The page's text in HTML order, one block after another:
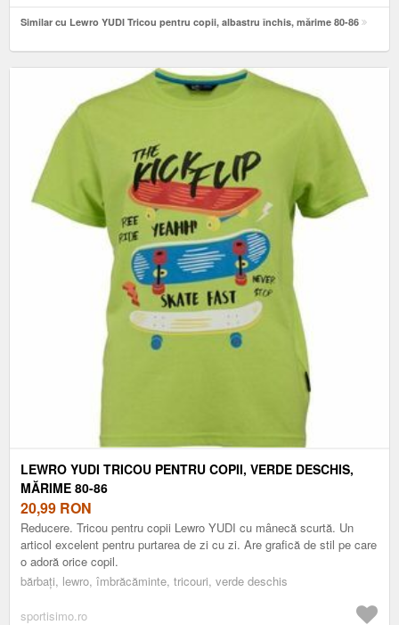
Similar cu Lewro YUDI Tricou pentru copii, albastru închis, mărime 80-86
LEWRO YUDI TRICOU PENTRU COPII, VERDE DESCHIS,
MĂRIME 80-86
20,99 RON
Reducere. Tricou pentru copii Lewro YUDI cu mânecă scurtă. Un
articol excelent pentru purtarea de zi cu zi. Are grafică de stil pe care
o adoră orice copil.
bărbați, lewro, îmbrăcăminte, tricouri, verde deschis
sportisimo.ro